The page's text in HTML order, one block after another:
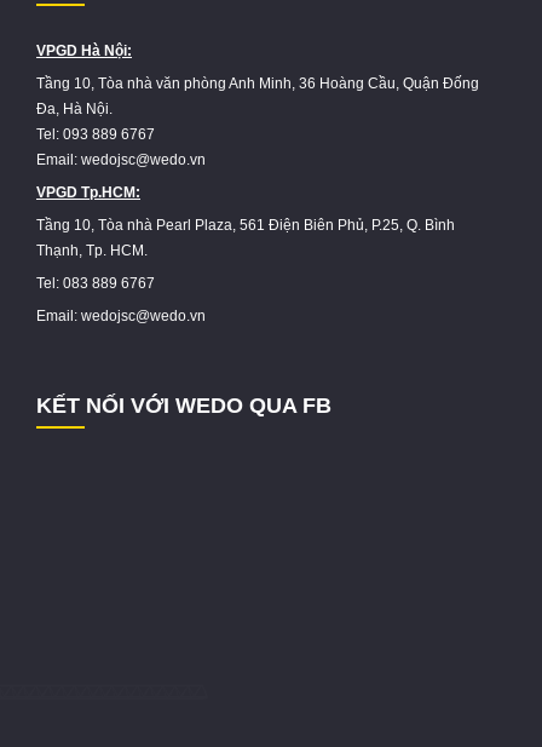
VPGD Hà Nội:
Tầng 10, Tòa nhà văn phòng Anh Minh, 36 Hoàng Cầu, Quận Đống
Đa, Hà Nội.
Tel: 093 889 6767
Email: wedojsc@wedo.vn
VPGD Tp.HCM:
Tầng 10, Tòa nhà Pearl Plaza, 561 Điện Biên Phủ, P.25, Q. Bình
Thạnh, Tp. HCM.
Tel: 083 889 6767
Email: wedojsc@wedo.vn
KẾT NỐI VỚI WEDO QUA FB